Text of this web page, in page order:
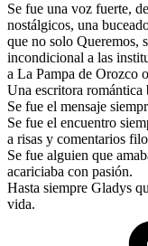
Se fue una voz fuerte,
nostálgicos, una
que no solo Queremos,
incondicional a las
a La Pampa de Orozco
Una escritora romántica
Se fue el mensaje
Se fue el encuentro
a risas y comentarios
Se fue alguien que
acariciaba con pasión.
Hasta siempre Gladys
vida.